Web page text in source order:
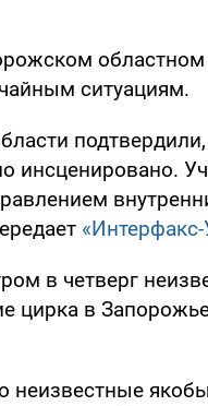
областном
ситуациям.
подтвердили,
инсценировано.
в четверг
цирка в
неизвестные якобы